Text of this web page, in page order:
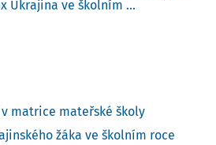
Ukrajina ve školním ...
matrice mateřské školy
žáka ve školním roce